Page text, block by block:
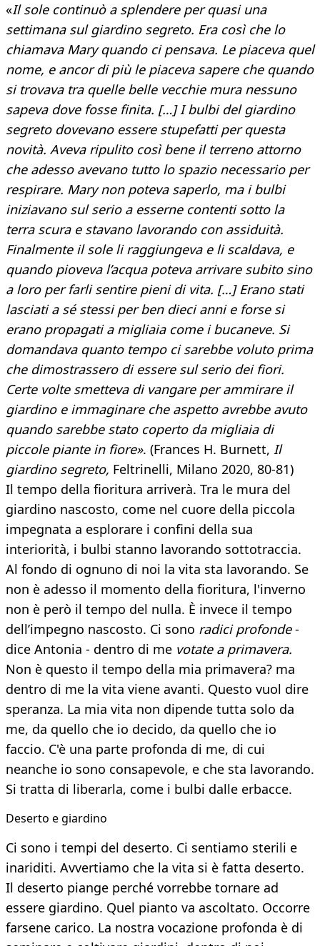
«Il sole continuò a splendere per quasi una
settimana sul giardino segreto. Era così che lo
chiamava Mary quando ci pensava. Le piaceva quel
nome, e ancor di più le piaceva sapere che quando
si trovava tra quelle belle vecchie mura nessuno
sapeva dove fosse finita. […] I bulbi del giardino
segreto dovevano essere stupefatti per questa
novità. Aveva ripulito così bene il terreno attorno
che adesso avevano tutto lo spazio necessario per
respirare. Mary non poteva saperlo, ma i bulbi
iniziavano sul serio a esserne contenti sotto la
terra scura e stavano lavorando con assiduità.
Finalmente il sole li raggiungeva e li scaldava, e
quando pioveva l’acqua poteva arrivare subito sino
a loro per farli sentire pieni di vita. […] Erano stati
lasciati a sé stessi per ben dieci anni e forse si
erano propagati a migliaia come i bucaneve. Si
domandava quanto tempo ci sarebbe voluto prima
che dimostrassero di essere sul serio dei fiori.
Certe volte smetteva di vangare per ammirare il
giardino e immaginare che aspetto avrebbe avuto
quando sarebbe stato coperto da migliaia di
piccole piante in fiore». (Frances H. Burnett, Il
giardino segreto, Feltrinelli, Milano 2020, 80-81)
Il tempo della fioritura arriverà. Tra le mura del
giardino nascosto, come nel cuore della piccola
impegnata a esplorare i confini della sua
interiorità, i bulbi stanno lavorando sottotraccia.
Al fondo di ognuno di noi la vita sta lavorando. Se
non è adesso il momento della fioritura, l'inverno
non è però il tempo del nulla. È invece il tempo
dell’impegno nascosto. Ci sono radici profonde-
dice Antonia - dentro di me votate a primavera.
Non è questo il tempo della mia primavera? ma
dentro di me la vita viene avanti. Questo vuol dire
speranza. La mia vita non dipende tutta solo da
me, da quello che io decido, da quello che io
faccio. C'è una parte profonda di me, di cui
neanche io sono consapevole, e che sta lavorando.
Si tratta di liberarla, come i bulbi dalle erbacce.
Deserto e giardino
Ci sono i tempi del deserto. Ci sentiamo sterili e
inariditi. Avvertiamo che la vita si è fatta deserto.
Il deserto piange perché vorrebbe tornare ad
essere giardino. Quel pianto va ascoltato. Occorre
farsene carico. La nostra vocazione profonda è di